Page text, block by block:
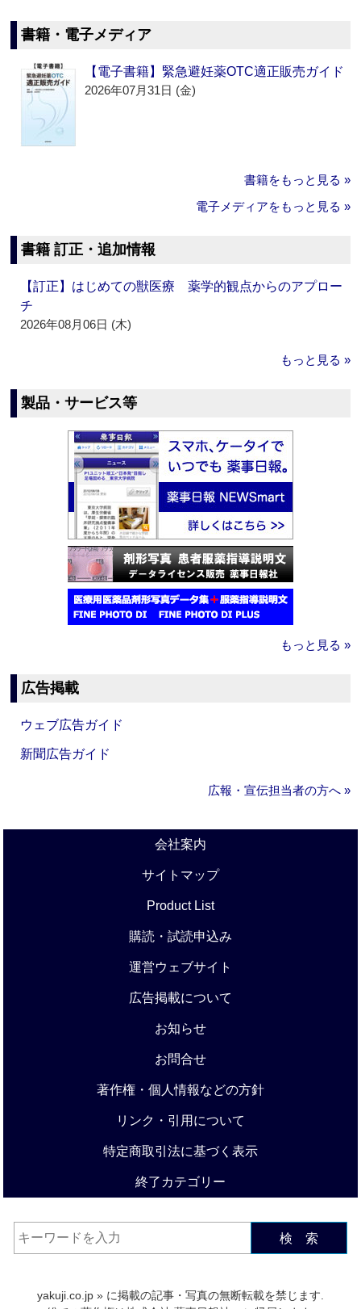
書籍・電子メディア
【電子書籍】緊急避妊薬OTC適正販売ガイド
2026年07月31日 (金)
書籍をもっと見る »
電子メディアをもっと見る »
書籍 訂正・追加情報
【訂正】はじめての獣医療 薬学的観点からのアプロー
チ
2026年08月06日 (木)
もっと見る »
製品・サービス等
もっと見る »
広告掲載
ウェブ広告ガイド
新聞広告ガイド
広報・宣伝担当者の方へ »
会社案内
サイトマップ
Product List
購読・試読申込み
運営ウェブサイト
広告掲載について
お知らせ
お問合せ
著作権・個人情報などの方針
リンク・引用について
特定商取引法に基づく表示
終了カテゴリー
検 索
yakuji.co.jp » に掲載の記事・写真の無断転載を禁じます.